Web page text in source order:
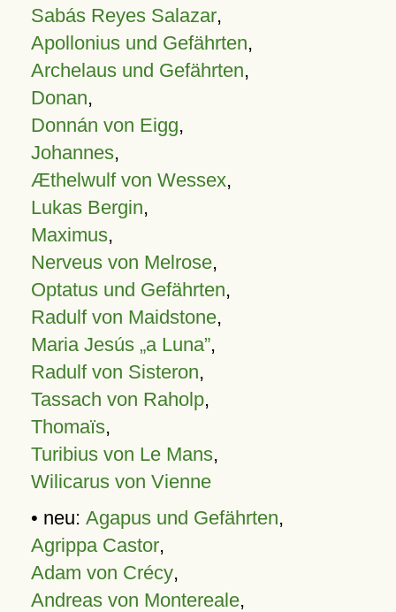
Sabás Reyes Salazar,
Apollonius und Gefährten,
Archelaus und Gefährten,
Donan,
Donnán von Eigg,
Johannes,
Æthelwulf von Wessex,
Lukas Bergin,
Maximus,
Nerveus von Melrose,
Optatus und Gefährten,
Radulf von Maidstone,
Maria Jesús „a Luna”,
Radulf von Sisteron,
Tassach von Raholp,
Thomaïs,
Turibius von Le Mans,
Wilicarus von Vienne
• neu: Agapus und Gefährten,
Agrippa Castor,
Adam von Crécy,
Andreas von Montereale,